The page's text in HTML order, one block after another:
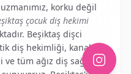
korku değil
çocuk diş hekimi
Beşiktaş dişci
diş hekimliği, kanal
tüm ağız diş sağlığı